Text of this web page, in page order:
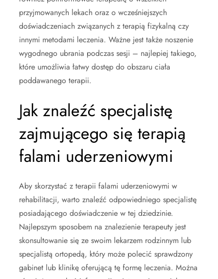
przyjmowanych lekach oraz o wcześniejszych
doświadczeniach związanych z terapią fizykalną czy
innymi metodami leczenia. Ważne jest także noszenie
wygodnego ubrania podczas sesji – najlepiej takiego,
które umożliwia łatwy dostęp do obszaru ciała
poddawanego terapii.
Jak znaleźć specjalistę
zajmującego się terapią
falami uderzeniowymi
Aby skorzystać z terapii falami uderzeniowymi w
rehabilitacji, warto znaleźć odpowiedniego specjalistę
posiadającego doświadczenie w tej dziedzinie.
Najlepszym sposobem na znalezienie terapeuty jest
skonsultowanie się ze swoim lekarzem rodzinnym lub
specjalistą ortopedą, który może polecić sprawdzony
gabinet lub klinikę oferującą tę formę leczenia. Można